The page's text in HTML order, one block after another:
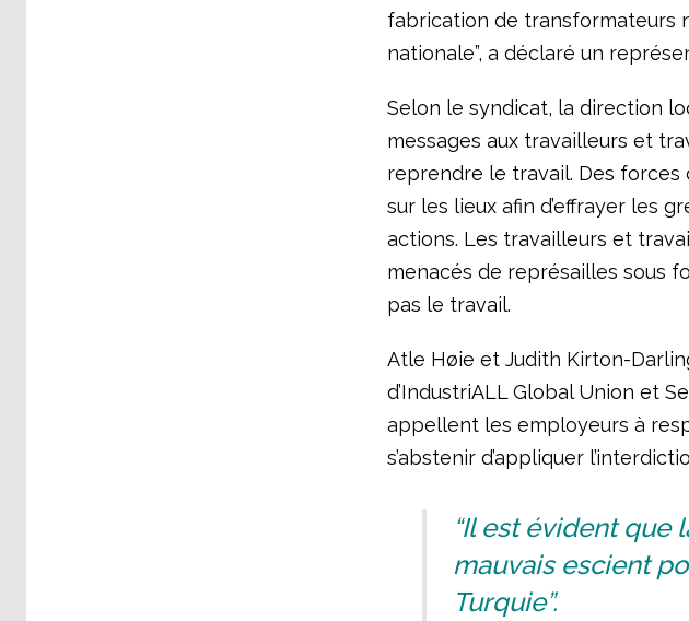
fabrication de transformateurs
nationale”, a déclaré un
Selon le syndicat, la direction
messages aux travailleurs et
reprendre le travail. Des
sur les lieux afin d’effrayer les
actions. Les travailleurs et
menacés de représailles sous
pas le travail.
Atle Høie et Judith Kirton-
d’IndustriALL Global Union et
appellent les employeurs à
s’abstenir d’appliquer
“Il est évident que
mauvais escient
Turquie”.